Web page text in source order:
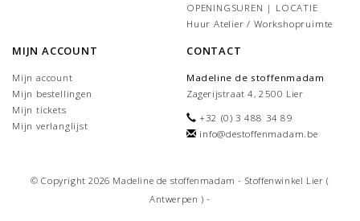
OPENINGSUREN | LOCATIE
Huur Atelier / Workshopruimte
MIJN ACCOUNT
Mijn account
Mijn bestellingen
Mijn tickets
Mijn verlanglijst
CONTACT
Madeline de stoffenmadam
Zagerijstraat 4, 2500 Lier
+32 (0) 3 488 34 89
info@destoffenmadam.be
© Copyright 2026 Madeline de stoffenmadam - Stoffenwinkel Lier (
Antwerpen ) -